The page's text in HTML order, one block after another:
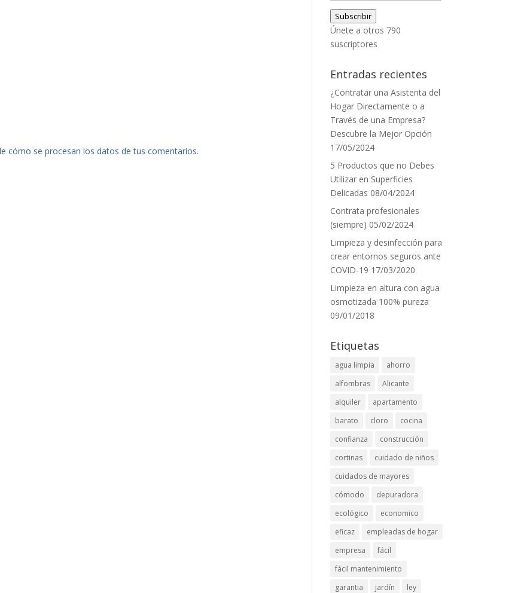
cómo se procesan los datos de tus comentarios.
de
correo
electrónico
Subscribir
Únete a otros 790
suscriptores
Entradas recientes
¿Contratar una Asistenta del
Hogar Directamente o a
Través de una Empresa?
Descubre la Mejor Opción
17/05/2024
5 Productos que no Debes
Utilizar en Superficies
Delicadas 08/04/2024
Contrata profesionales
(siempre) 05/02/2024
Limpieza y desinfección para
crear entornos seguros ante
COVID-19 17/03/2020
Limpieza en altura con agua
osmotizada 100% pureza
09/01/2018
Etiquetas
agua limpia
ahorro
alfombras
Alicante
alquiler
apartamento
barato
cloro
cocina
confianza
construcción
cortinas
cuidado de niños
cuidados de mayores
cómodo
depuradora
ecológico
economico
eficaz
empleadas de hogar
empresa
fácil
fácil mantenimiento
garantia
jardín
ley